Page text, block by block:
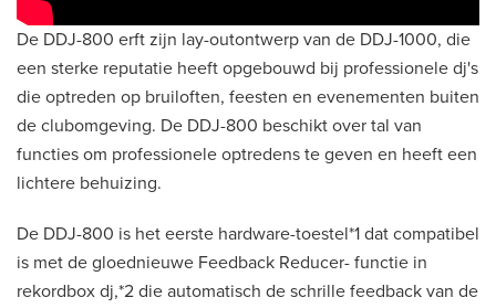
De DDJ-800 erft zijn lay-outontwerp van de DDJ-1000, die
een sterke reputatie heeft opgebouwd bij professionele dj's
die optreden op bruiloften, feesten en evenementen buiten
de clubomgeving. De DDJ-800 beschikt over tal van
functies om professionele optredens te geven en heeft een
lichtere behuizing.
De DDJ-800 is het eerste hardware-toestel*1 dat compatibel
is met de gloednieuwe Feedback Reducer- functie in
rekordbox dj,*2 die automatisch de schrille feedback van de